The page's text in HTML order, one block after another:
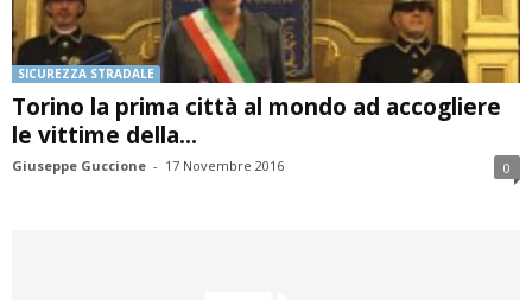
SICUREZZA STRADALE
Torino la prima città al mondo ad accogliere
le vittime della...
Giuseppe Guccione - 17 Novembre 2016 0